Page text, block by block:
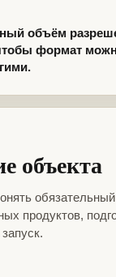
объём
формат
объекта
продуктов,